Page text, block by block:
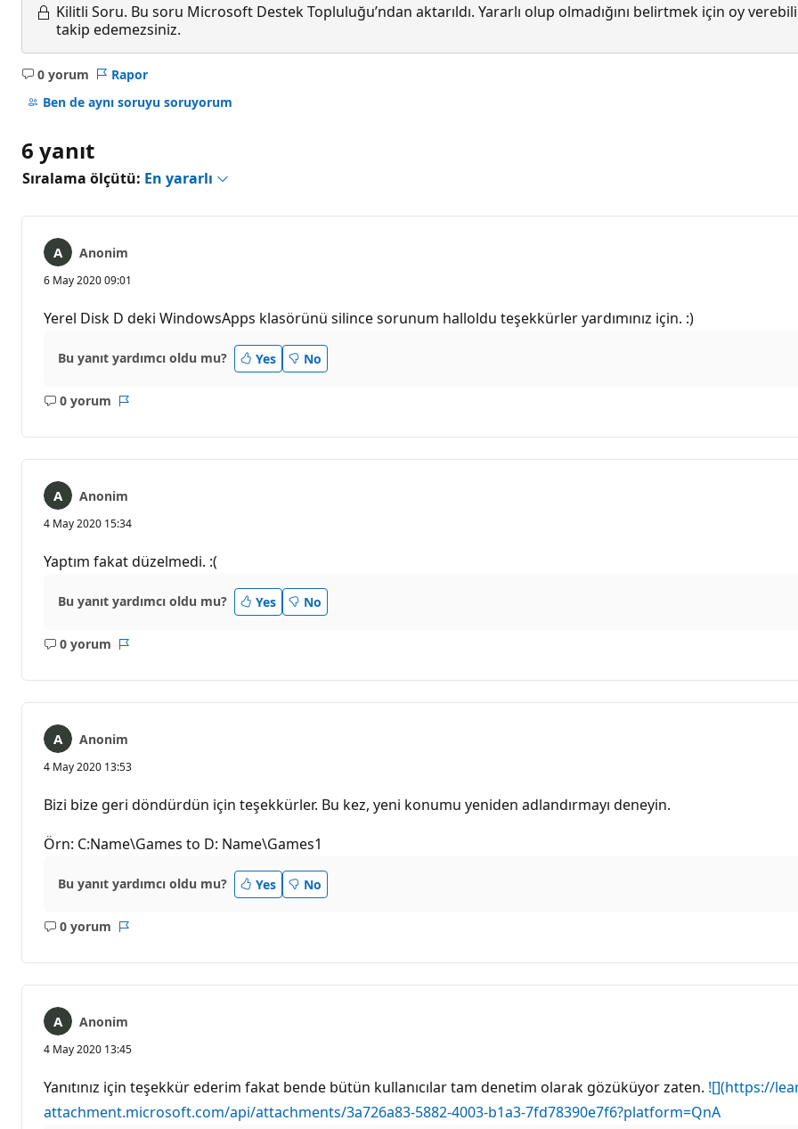
Kilitli Soru. Bu soru Microsoft Destek Topluluğu’ndan aktarıldı. Yararlı olup olmadığını belirtmek için oy
takip edemezsiniz.
0 yorum
Açıklama
yok
Rapor
Ben de aynı soruyu soruyorum
6 yanıt
Sıralama ölçütü: En yararlı
Anonim
6 May 2020 09:01
Yerel Disk D deki WindowsApps klasörünü silince sorunum halloldu teşekkürler yardımınız için. :)
Bu yanıt yardımcı oldu mu? Yes No
0 yorum
Açıklama
Anonim
4 May 2020 15:34
Yaptım fakat düzelmedi. :(
Bu yanıt yardımcı oldu mu? Yes No
0 yorum
Açıklama
Anonim
4 May 2020 13:53
Bizi bize geri döndürdün için teşekkürler. Bu kez, yeni konumu yeniden adlandırmayı deneyin.
Örn: C:Name\Games to D: Name\Games1
Bu yanıt yardımcı oldu mu? Yes No
0 yorum
Açıklama
Anonim
4 May 2020 13:45
Yanıtınız için teşekkür ederim fakat bende bütün kullanıcılar tam denetim olarak gözüküyor zaten. ![](https://
attachment.microsoft.com/api/attachments/3a726a83-5882-4003-b1a3-7fd78390e7f6?platform=QnA